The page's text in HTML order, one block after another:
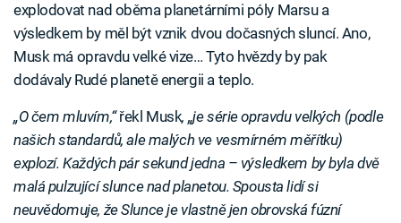
explodovat nad oběma planetárními póly Marsu a
výsledkem by měl být vznik dvou dočasných sluncí. Ano,
Musk má opravdu velké vize… Tyto hvězdy by pak
dodávaly Rudé planetě energii a teplo.
„O čem mluvím,“řekl Musk, „je série opravdu velkých (podle
našich standardů, ale malých ve vesmírném měřítku)
explozí. Každých pár sekund jedna – výsledkem by byla dvě
malá pulzující slunce nad planetou. Spousta lidí si
neuvědomuje, že Slunce je vlastně jen obrovská fúzní